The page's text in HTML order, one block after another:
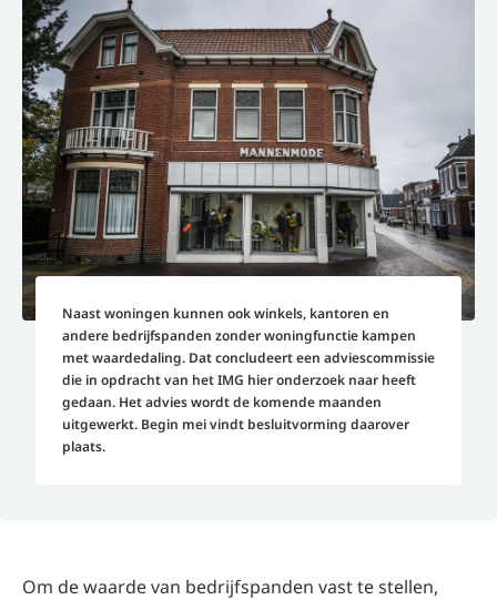
Naast woningen kunnen ook winkels, kantoren en
andere bedrijfspanden zonder woningfunctie kampen
met waardedaling. Dat concludeert een adviescommissie
die in opdracht van het IMG hier onderzoek naar heeft
gedaan. Het advies wordt de komende maanden
uitgewerkt. Begin mei vindt besluitvorming daarover
plaats.
Om de waarde van bedrijfspanden vast te stellen,